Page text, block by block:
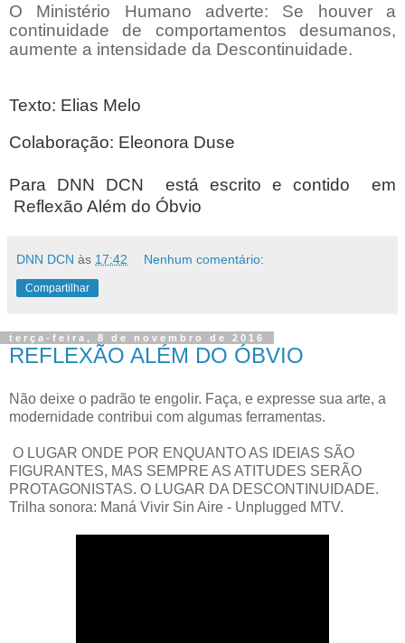
O Ministério Humano adverte: Se houver a
continuidade de comportamentos desumanos,
aumente a intensidade da Descontinuidade.
Texto: Elias Melo
Colaboração: Eleonora Duse
Para DNN DCN está escrito e contido em
Reflexão Além do Óbvio
DNN DCN às 17:42 Nenhum comentário:
Compartilhar
terça-feira, 8 de novembro de 2016
REFLEXÃO ALÉM DO ÓBVIO
Não deixe o padrão te engolir. Faça, e expresse sua arte, a
modernidade contribui com algumas ferramentas.
O LUGAR ONDE POR ENQUANTO AS IDEIAS SÃO
FIGURANTES, MAS SEMPRE AS ATITUDES SERÃO
PROTAGONISTAS. O LUGAR DA DESCONTINUIDADE.
Trilha sonora: Maná Vivir Sin Aire - Unplugged MTV.